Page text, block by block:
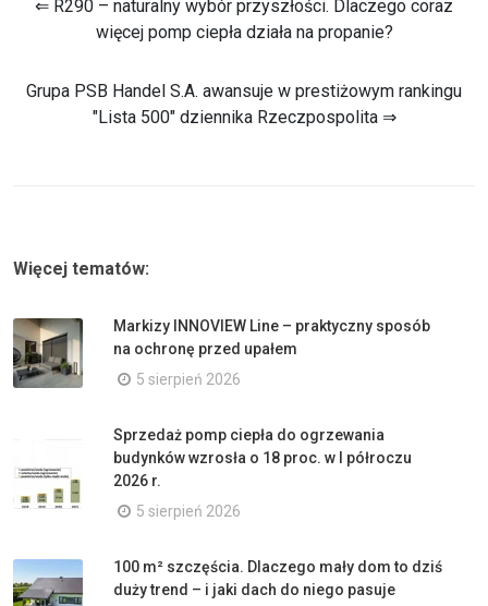
⇐ R290 – naturalny wybór przyszłości. Dlaczego coraz
więcej pomp ciepła działa na propanie?
Grupa PSB Handel S.A. awansuje w prestiżowym rankingu
"Lista 500" dziennika Rzeczpospolita ⇒
Więcej tematów:
Markizy INNOVIEW Line – praktyczny sposób
na ochronę przed upałem
5 sierpień 2026
Sprzedaż pomp ciepła do ogrzewania
budynków wzrosła o 18 proc. w I półroczu
2026 r.
5 sierpień 2026
100 m² szczęścia. Dlaczego mały dom to dziś
duży trend – i jaki dach do niego pasuje